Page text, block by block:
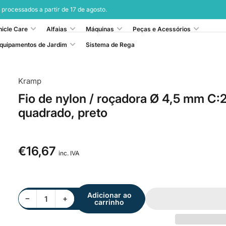
a partir de 17 de agosto.
Care Alfaias Máquinas Peças e Acessórios
de Jardim Sistema de Rega
Kramp
Fio de nylon / roçadora Ø 4,5 mm
quadrado, preto
Preço
normal
€16,67 inc. IVA
−Diminuir quantidade para Fio de nylon / roçadora Ø 4,5 mm C:26 cm, quadrado, preto
Quantidade +Aumentar quantidade para Fio de nylon / roçadora Ø 4,5 mm C:26 cm, quadrado, preto
Adicionar ao
carrinho
Visualização
rápida